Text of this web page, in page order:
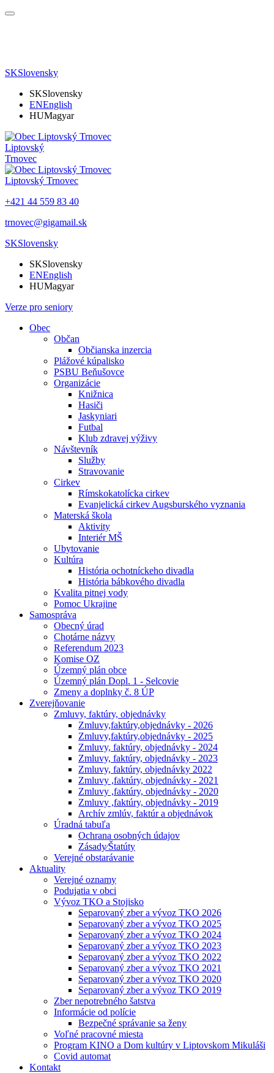
SKSlovensky
SKSlovensky
ENEnglish
HUMagyar
Liptovský
Trnovec
Liptovský Trnovec
+421 44 559 83 40
trnovec@gigamail.sk
SKSlovensky
SKSlovensky
ENEnglish
HUMagyar
Verze pro seniory
Obec
Občan
Občianska inzercia
Plážové kúpalisko
PSBU Beňušovce
Organizácie
Knižnica
Hasiči
Jaskyniari
Futbal
Klub zdravej výživy
Návštevník
Služby
Stravovanie
Cirkev
Rímskokatolícka cirkev
Evanjelická cirkev Augsburského vyznania
Materská škola
Aktivity
Interiér MŠ
Ubytovanie
Kultúra
História ochotníckeho divadla
História bábkového divadla
Kvalita pitnej vody
Pomoc Ukrajine
Samospráva
Obecný úrad
Chotárne názvy
Referendum 2023
Komise OZ
Územný plán obce
Územný plán Dopl. 1 - Selcovie
Zmeny a doplnky č. 8 ÚP
Zverejňovanie
Zmluvy, faktúry, objednávky
Zmluvy,faktúry,objednávky - 2026
Zmluvy,faktúry,objednávky - 2025
Zmluvy, faktúry, objednávky - 2024
Zmluvy, faktúry, objednávky - 2023
Zmluvy, faktúry, objednávky 2022
Zmluvy ,faktúry, objednávky - 2021
Zmluvy ,faktúry, objednávky - 2020
Zmluvy ,faktúry, objednávky - 2019
Archív zmlúv, faktúr a objednávok
Úradná tabuľa
Ochrana osobných údajov
Zásady⁄Štatúty
Verejné obstarávanie
Aktuality
Verejné oznamy
Podujatia v obci
Vývoz TKO a Stojisko
Separovaný zber a vývoz TKO 2026
Separovaný zber a vývoz TKO 2025
Separovaný zber a vývoz TKO 2024
Separovaný zber a vývoz TKO 2023
Separovaný zber a vývoz TKO 2022
Separovaný zber a vývoz TKO 2021
Separovaný zber a vývoz TKO 2020
Separovaný zber a vývoz TKO 2019
Zber nepotrebného šatstva
Informácie od polície
Bezpečné správanie sa ženy
Voľné pracovné miesta
Program KINO a Dom kultúry v Liptovskom Mikuláši
Covid automat
Kontakt